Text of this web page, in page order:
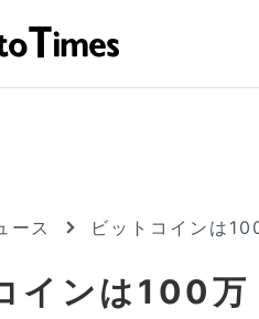
ース ビットコインは
インは100